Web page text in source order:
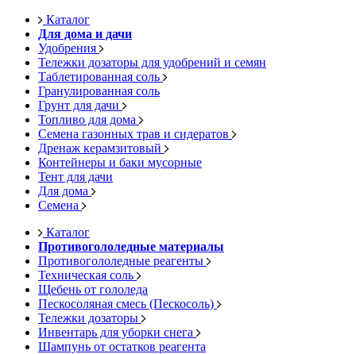
Каталог
Для дома и дачи
Удобрения
Тележки дозаторы для удобрений и семян
Таблетированная соль
Гранулированная соль
Грунт для дачи
Топливо для дома
Семена газонных трав и сидератов
Дренаж керамзитовый
Контейнеры и баки мусорные
Тент для дачи
Для дома
Семена
Каталог
Противогололедные материалы
Противогололедные реагенты
Техническая соль
Щебень от гололеда
Пескосоляная смесь (Пескосоль)
Тележки дозаторы
Инвентарь для уборки снега
Шампунь от остатков реагента